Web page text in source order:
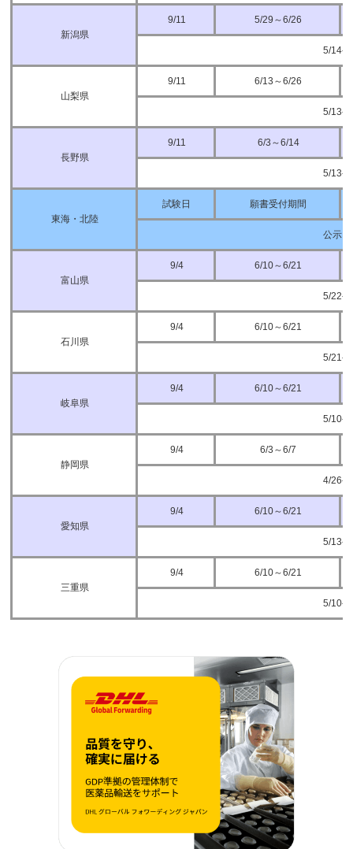
新潟県
9/11 5/29～6/26
5/14公
山梨県
9/11 6/13～6/26
5/13公
長野県
9/11 6/3～6/14
5/13公
東海・北陸
試験日 願書受付期間
公示
富山県
9/4 6/10～6/21
5/22公
石川県
9/4 6/10～6/21
5/21公
岐阜県
9/4 6/10～6/21
5/10公
静岡県
9/4 6/3～6/7
4/26公
愛知県
9/4 6/10～6/21
5/13公
三重県
9/4 6/10～6/21
5/10公